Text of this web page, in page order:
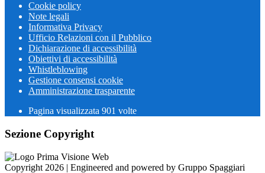
Cookie policy
Note legali
Informativa Privacy
Ufficio Relazioni con il Pubblico
Dichiarazione di accessibilità
Obiettivi di accessibilità
Whistleblowing
Gestione consensi cookie
Amministrazione trasparente
Pagina visualizzata 901 volte
Sezione Copyright
Copyright 2026 | Engineered and powered by Gruppo Spaggiari